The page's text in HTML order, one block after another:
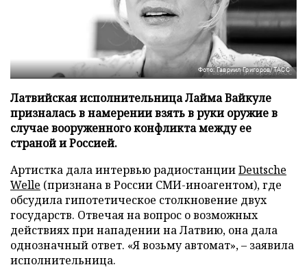
Фото: Гавриил Григоров/ТАСС
Латвийская исполнительница Лайма Вайкуле
призналась в намерении взять в руки оружие в
случае вооруженного конфликта между ее
страной и Россией.
Артистка дала интервью радиостанцииDeutsche
Welle (признана в России СМИ-иноагентом), где
обсудила гипотетическое столкновение двух
государств. Отвечая на вопрос о возможных
действиях при нападении на Латвию, она дала
однозначный ответ. «Я возьму автомат», – заявила
исполнительница.